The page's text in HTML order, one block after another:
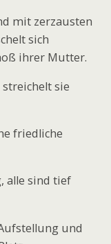
mit zerzausten
sich
ihrer Mutter.
sie
friedliche
alle sind tief
und